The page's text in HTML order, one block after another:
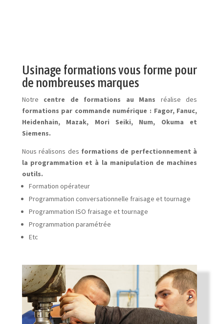
Usinage formations vous forme pour
de nombreuses marques
Notre centre de formations au Mans réalise des
formations par commande numérique : Fagor, Fanuc,
Heidenhain, Mazak, Mori Seiki, Num, Okuma et
Siemens.
Nous réalisons des formations de perfectionnement à
la programmation et à la manipulation de machines
outils.
Formation opérateur
Programmation conversationnelle fraisage et tournage
Programmation ISO fraisage et tournage
Programmation paramétrée
Etc